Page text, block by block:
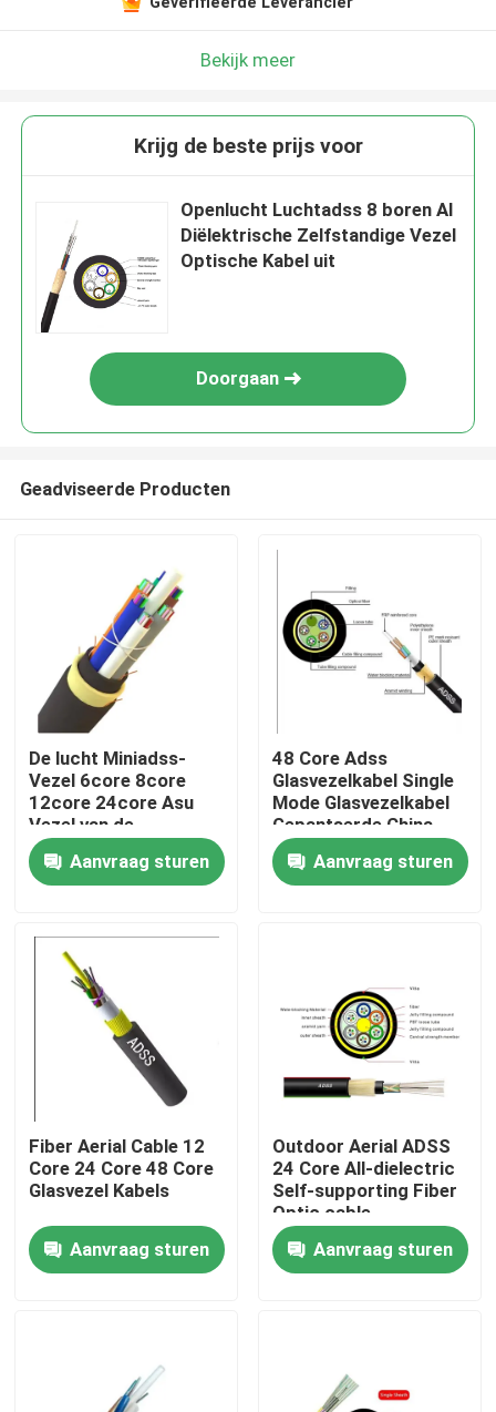
Huis
Producten
Fabrieksreis
Kwaliteitscontrole
Verzoek om een Citaat
Outdoor Fiber Optic Cable
Vezel optische kabel
Bekijk meer
Krijg de beste prijs voor
Openlucht Luchtadss 8 boren Al
Diëlektrische Zelfstandige Vezel
Optische Kabel uit
Doorgaan
Geadviseerde Producten
De lucht Miniadss-
Vezel 6core 8core
12core 24core Asu
Vezel van de
Kabelg652d Sm Vezel
Aanvraag sturen
48 Core Adss
Glasvezelkabel Single
Mode Glasvezelkabel
Gepantserde China
Glasvezelkabel
Aanvraag sturen
Fiber Aerial Cable 12
Core 24 Core 48 Core
Glasvezel Kabels
Aanvraag sturen
Outdoor Aerial ADSS
24 Core All-dielectric
Self-supporting Fiber
Optic cable
Aanvraag sturen